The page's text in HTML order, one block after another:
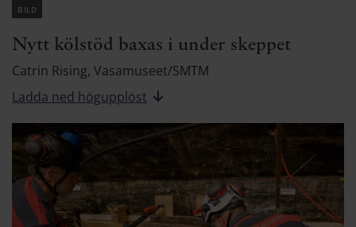
bild
Nytt kölstöd baxas i under skeppet
Catrin Rising, Vasamuseet/SMTM
Ladda ned högupplöst